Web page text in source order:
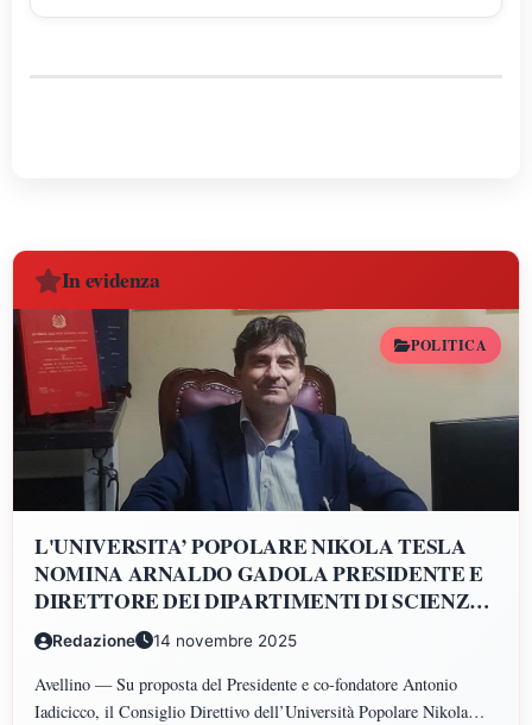
In evidenza
POLITICA
L'UNIVERSITA’ POPOLARE NIKOLA TESLA
NOMINA ARNALDO GADOLA PRESIDENTE E
DIRETTORE DEI DIPARTIMENTI DI SCIENZE
GIURIDICHE, ECONOMICHE, SCIENZE
POLITICHE, PSICOLOGIA, SCIENZE UMANE,
FILOSOFIA E PEDAGOGIA
Redazione 14 novembre 2025
Avellino — Su proposta del Presidente e co-fondatore Antonio
Iadicicco, il Consiglio Direttivo dell’Università Popolare Nikola